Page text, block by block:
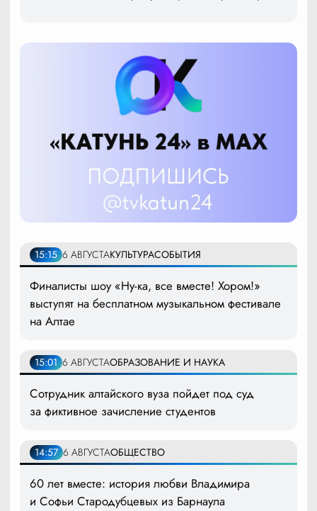
15:15 6 АВГУСТАКУЛЬТУРАСОБЫТИЯ
Финалисты шоу «Ну-ка, все вместе! Хором!»
выступят на бесплатном музыкальном фестивале
на Алтае
15:01 6 АВГУСТАОБРАЗОВАНИЕ И НАУКА
Сотрудник алтайского вуза пойдет под суд
за фиктивное зачисление студентов
14:57 6 АВГУСТАОБЩЕСТВО
60 лет вместе: история любви Владимира
и Софьи Стародубцевых из Барнаула